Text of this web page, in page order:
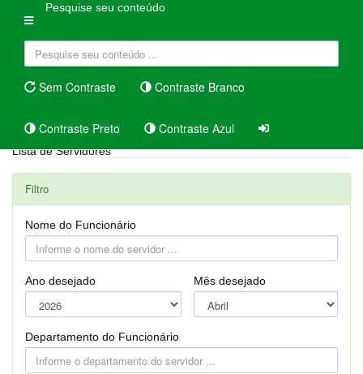
Pesquise seu conteúdo
Sem Contraste Contraste Branco
Contraste Preto Contraste Azul
Lista de Servidores
Filtro
Nome do Funcionário
Ano desejado Mês desejado
Departamento do Funcionário